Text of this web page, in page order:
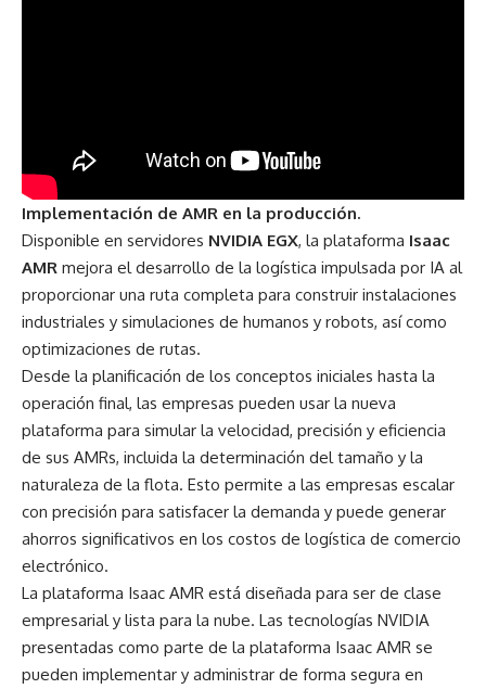
Implementación de AMR en la producción.
Disponible en servidores NVIDIA EGX, la plataforma Isaac
AMR mejora el desarrollo de la logística impulsada por IA al
proporcionar una ruta completa para construir instalaciones
industriales y simulaciones de humanos y robots, así como
optimizaciones de rutas.
Desde la planificación de los conceptos iniciales hasta la
operación final, las empresas pueden usar la nueva
plataforma para simular la velocidad, precisión y eficiencia
de sus AMRs, incluida la determinación del tamaño y la
naturaleza de la flota. Esto permite a las empresas escalar
con precisión para satisfacer la demanda y puede generar
ahorros significativos en los costos de logística de comercio
electrónico.
La plataforma Isaac AMR está diseñada para ser de clase
empresarial y lista para la nube. Las tecnologías NVIDIA
presentadas como parte de la plataforma Isaac AMR se
pueden implementar y administrar de forma segura en